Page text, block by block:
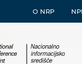
O NRP